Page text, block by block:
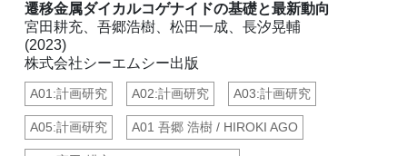
遷移金属ダイカルコゲナイドの基礎と最新動向
宮田耕充、吾郷浩樹、松田一成、長汐晃輔
(2023)
株式会社シーエムシー出版
A01:計画研究 A02:計画研究 A03:計画研究
A05:計画研究 A01 吾郷 浩樹 / HIROKI AGO